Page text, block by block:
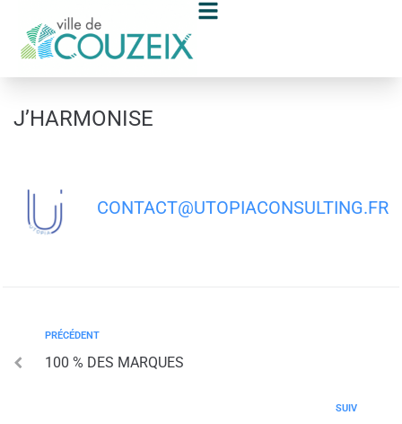
J’HARMONISE
CONTACT@UTOPIACONSULTING.FR
PRÉCÉDENT
100 % DES MARQUES
SUIV